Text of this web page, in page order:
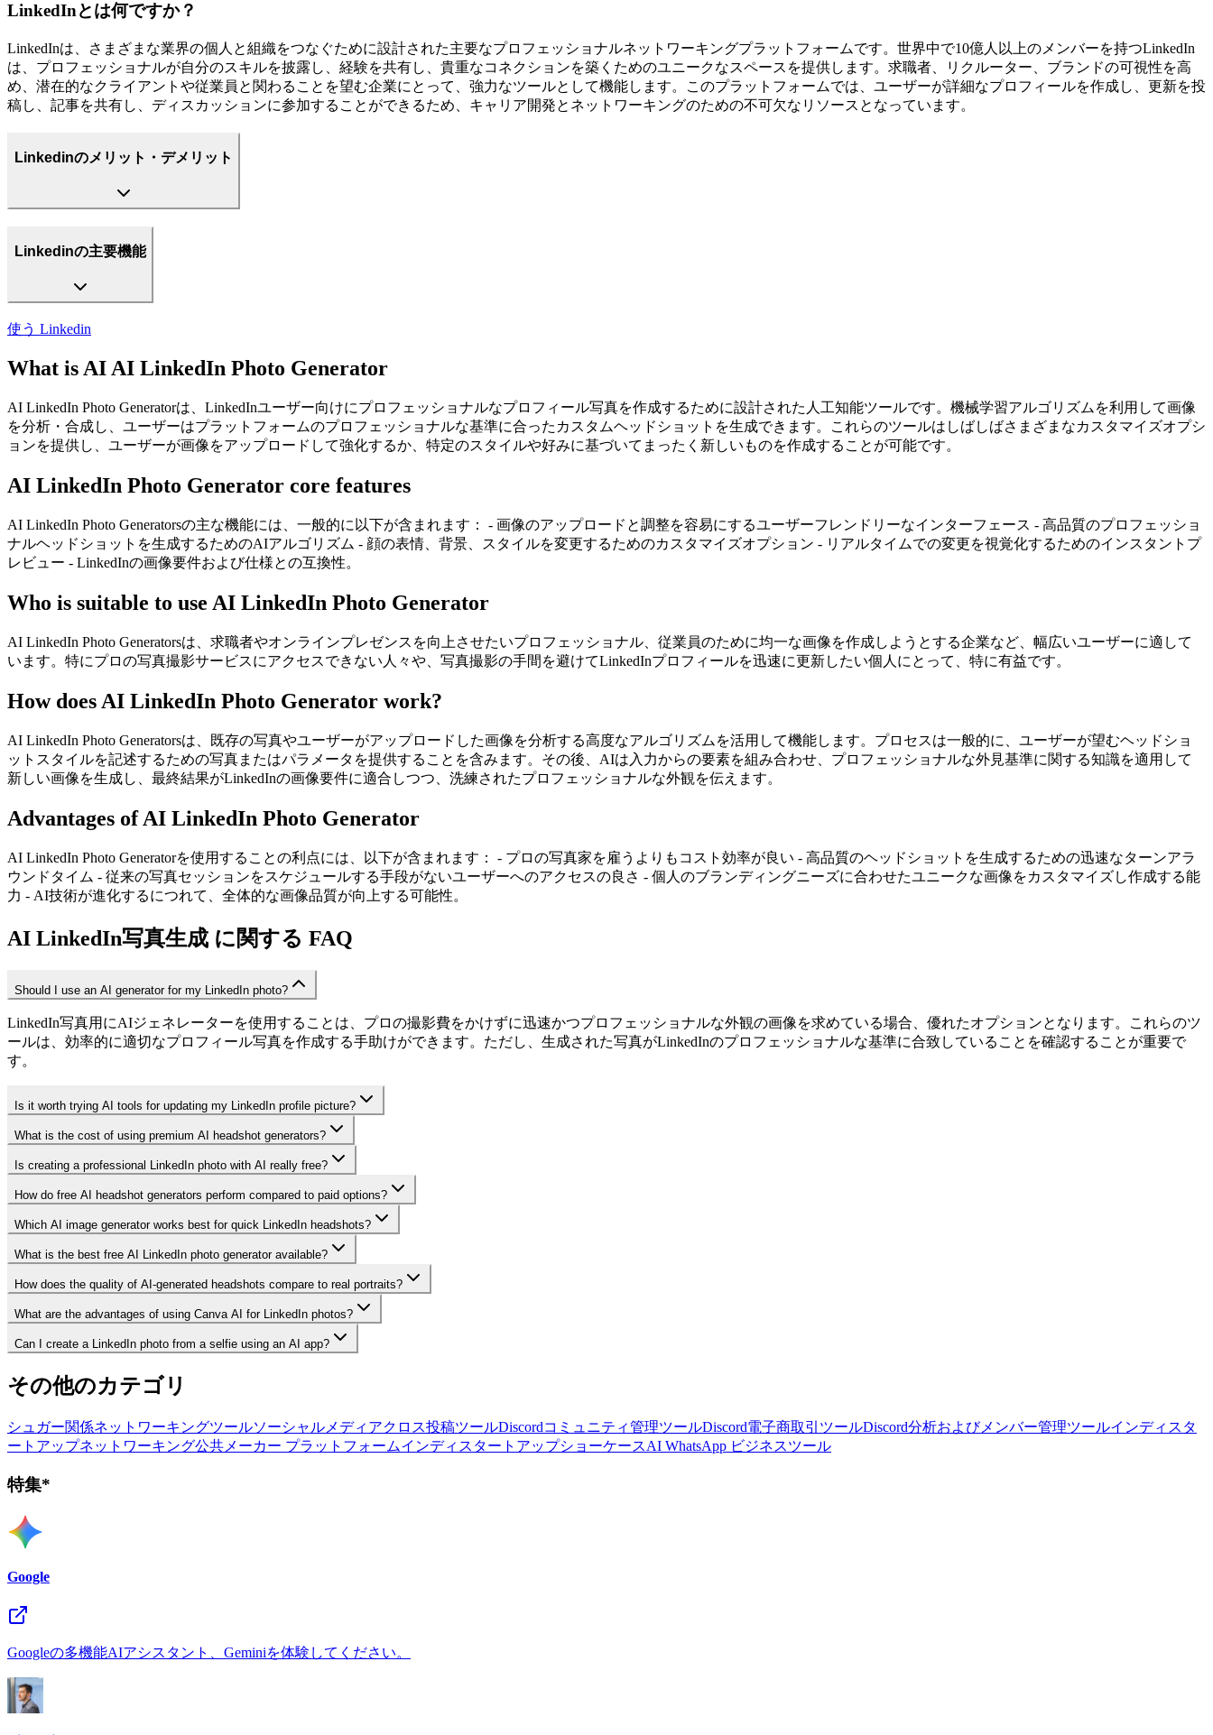
LinkedInとは何ですか？
LinkedInは、さまざまな業界の個人と組織をつなぐために設計された主要なプロフェッショナルネットワーキングプラットフォームです。世界中で10億人以上のメンバーを持つLinkedIn
は、プロフェッショナルが自分のスキルを披露し、経験を共有し、貴重なコネクションを築くためのユニークなスペースを提供します。求職者、リクルーター、ブランドの可視性を高
め、潜在的なクライアントや従業員と関わることを望む企業にとって、強力なツールとして機能します。このプラットフォームでは、ユーザーが詳細なプロフィールを作成し、更新を投
稿し、記事を共有し、ディスカッションに参加することができるため、キャリア開発とネットワーキングのための不可欠なリソースとなっています。
Linkedinのメリット・デメリット
Linkedinの主要機能
使う Linkedin
What is AI AI LinkedIn Photo Generator
AI LinkedIn Photo Generatorは、LinkedInユーザー向けにプロフェッショナルなプロフィール写真を作成するために設計された人工知能ツールです。機械学習アルゴリズムを利用して画像
を分析・合成し、ユーザーはプラットフォームのプロフェッショナルな基準に合ったカスタムヘッドショットを生成できます。これらのツールはしばしばさまざまなカスタマイズオプシ
ョンを提供し、ユーザーが画像をアップロードして強化するか、特定のスタイルや好みに基づいてまったく新しいものを作成することが可能です。
AI LinkedIn Photo Generator core features
AI LinkedIn Photo Generatorsの主な機能には、一般的に以下が含まれます： - 画像のアップロードと調整を容易にするユーザーフレンドリーなインターフェース - 高品質のプロフェッショ
ナルヘッドショットを生成するためのAIアルゴリズム - 顔の表情、背景、スタイルを変更するためのカスタマイズオプション - リアルタイムでの変更を視覚化するためのインスタントプ
レビュー - LinkedInの画像要件および仕様との互換性。
Who is suitable to use AI LinkedIn Photo Generator
AI LinkedIn Photo Generatorsは、求職者やオンラインプレゼンスを向上させたいプロフェッショナル、従業員のために均一な画像を作成しようとする企業など、幅広いユーザーに適して
います。特にプロの写真撮影サービスにアクセスできない人々や、写真撮影の手間を避けてLinkedInプロフィールを迅速に更新したい個人にとって、特に有益です。
How does AI LinkedIn Photo Generator work?
AI LinkedIn Photo Generatorsは、既存の写真やユーザーがアップロードした画像を分析する高度なアルゴリズムを活用して機能します。プロセスは一般的に、ユーザーが望むヘッドショ
ットスタイルを記述するための写真またはパラメータを提供することを含みます。その後、AIは入力からの要素を組み合わせ、プロフェッショナルな外見基準に関する知識を適用して
新しい画像を生成し、最終結果がLinkedInの画像要件に適合しつつ、洗練されたプロフェッショナルな外観を伝えます。
Advantages of AI LinkedIn Photo Generator
AI LinkedIn Photo Generatorを使用することの利点には、以下が含まれます： - プロの写真家を雇うよりもコスト効率が良い - 高品質のヘッドショットを生成するための迅速なターンアラ
ウンドタイム - 従来の写真セッションをスケジュールする手段がないユーザーへのアクセスの良さ - 個人のブランディングニーズに合わせたユニークな画像をカスタマイズし作成する能
力 - AI技術が進化するにつれて、全体的な画像品質が向上する可能性。
AI LinkedIn写真生成 に関する FAQ
Should I use an AI generator for my LinkedIn photo?
LinkedIn写真用にAIジェネレーターを使用することは、プロの撮影費をかけずに迅速かつプロフェッショナルな外観の画像を求めている場合、優れたオプションとなります。これらのツ
ールは、効率的に適切なプロフィール写真を作成する手助けができます。ただし、生成された写真がLinkedInのプロフェッショナルな基準に合致していることを確認することが重要で
す。
Is it worth trying AI tools for updating my LinkedIn profile picture?
What is the cost of using premium AI headshot generators?
Is creating a professional LinkedIn photo with AI really free?
How do free AI headshot generators perform compared to paid options?
Which AI image generator works best for quick LinkedIn headshots?
What is the best free AI LinkedIn photo generator available?
How does the quality of AI-generated headshots compare to real portraits?
What are the advantages of using Canva AI for LinkedIn photos?
Can I create a LinkedIn photo from a selfie using an AI app?
その他のカテゴリ
シュガー関係ネットワーキングツールソーシャルメディアクロス投稿ツールDiscordコミュニティ管理ツールDiscord電子商取引ツールDiscord分析およびメンバー管理ツールインディスタ
ートアップネットワーキング公共メーカー プラットフォームインディスタートアップショーケースAI WhatsApp ビジネスツール
特集*
Google
Googleの多機能AIアシスタント、Geminiを体験してください。